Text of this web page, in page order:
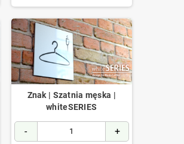
Znak | Szatnia męska |
whiteSERIES
- +